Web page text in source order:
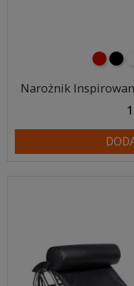
czerwony
Narożnik